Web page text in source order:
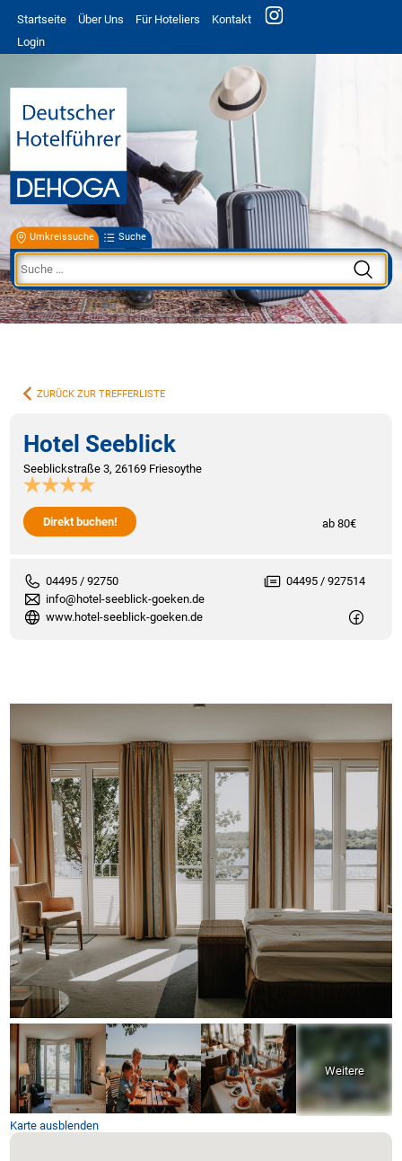
Startseite Über Uns Für Hoteliers
Kontakt
Login
Umkreissuche Suche
ZURÜCK ZUR TREFFERLISTE
Hotel Seeblick
Seeblickstraße 3, 26169 Friesoythe
Direkt buchen! ab 80€
04495 / 92750
04495 / 927514
info@hotel-seeblick-goeken.de
www.hotel-seeblick-goeken.de
Karte ausblenden